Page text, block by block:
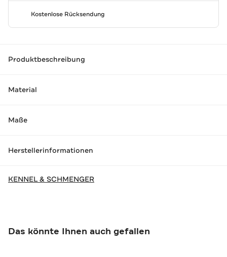
Kostenlose Rücksendung
Produktbeschreibung
Material
Maße
Herstellerinformationen
KENNEL & SCHMENGER
Das könnte Ihnen auch gefallen